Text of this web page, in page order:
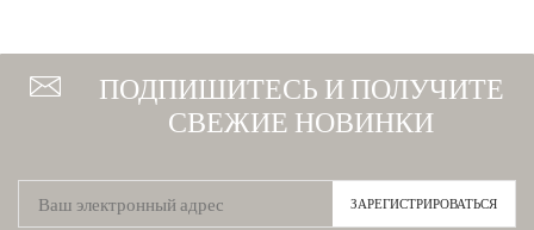
ПОДПИШИТЕСЬ И ПОЛУЧИТЕ
СВЕЖИЕ НОВИНКИ